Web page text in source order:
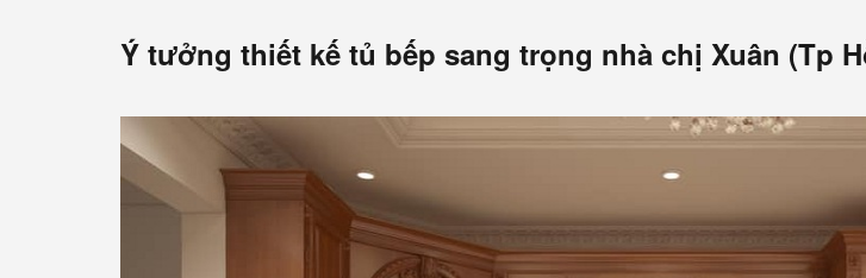
Ý tưởng thiết kế tủ bếp sang trọng nhà chị Xuân (Tp